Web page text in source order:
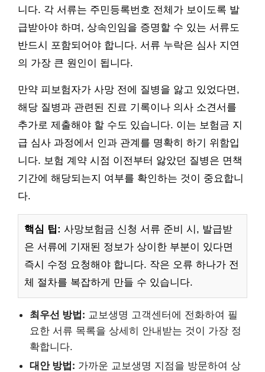
니다. 각 서류는 주민등록번호 전체가 보이도록 발
급받아야 하며, 상속인임을 증명할 수 있는 서류도
반드시 포함되어야 합니다. 서류 누락은 심사 지연
의 가장 큰 원인이 됩니다.
만약 피보험자가 사망 전에 질병을 앓고 있었다면,
해당 질병과 관련된 진료 기록이나 의사 소견서를
추가로 제출해야 할 수도 있습니다. 이는 보험금 지
급 심사 과정에서 인과 관계를 명확히 하기 위함입
니다. 보험 계약 시점 이전부터 앓았던 질병은 면책
기간에 해당되는지 여부를 확인하는 것이 중요합니
다.
핵심 팁: 사망보험금 신청 서류 준비 시, 발급받
은 서류에 기재된 정보가 상이한 부분이 있다면
즉시 수정 요청해야 합니다. 작은 오류 하나가 전
체 절차를 복잡하게 만들 수 있습니다.
최우선 방법: 교보생명 고객센터에 전화하여 필
요한 서류 목록을 상세히 안내받는 것이 가장 정
확합니다.
대안 방법: 가까운 교보생명 지점을 방문하여 상